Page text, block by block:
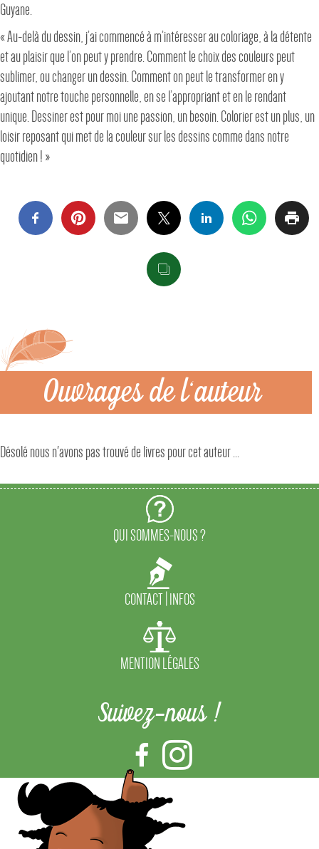
Guyane.
« Au-delà du dessin, j’ai commencé à m’intéresser au coloriage, à la détente
et au plaisir que l’on peut y prendre. Comment le choix des couleurs peut
sublimer, ou changer un dessin. Comment on peut le transformer en y
ajoutant notre touche personnelle, en se l’appropriant et en le rendant
unique. Dessiner est pour moi une passion, un besoin. Colorier est un plus, un
loisir reposant qui met de la couleur sur les dessins comme dans notre
quotidien ! »
Ouvrages de l'auteur
Désolé nous n'avons pas trouvé de livres pour cet auteur ...
QUI SOMMES-NOUS ?
CONTACT | INFOS
MENTION LÉGALES
Suivez-nous !